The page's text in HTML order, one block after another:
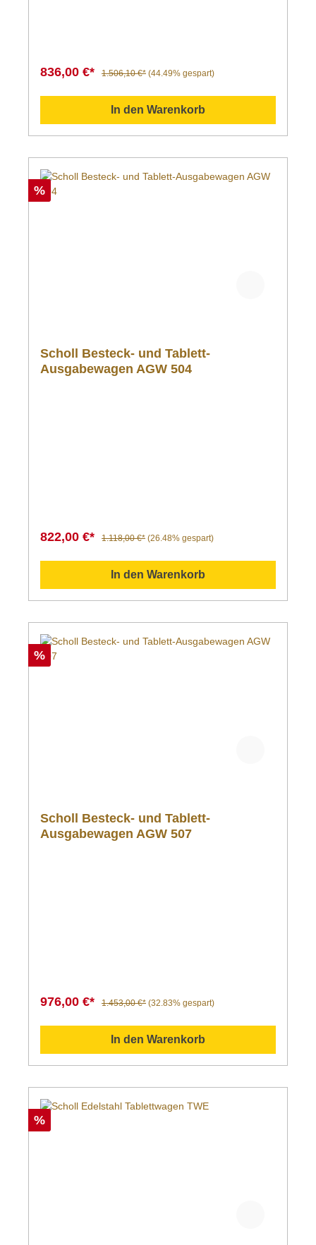
836,00 €* 1.506,10 €* (44.49% gespart)
In den Warenkorb
%
Scholl Besteck- und Tablett-
Ausgabewagen AGW 504
822,00 €* 1.118,00 €* (26.48% gespart)
In den Warenkorb
%
Scholl Besteck- und Tablett-
Ausgabewagen AGW 507
976,00 €* 1.453,00 €* (32.83% gespart)
In den Warenkorb
%